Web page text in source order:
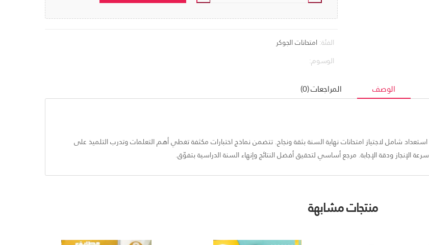
الفئة:امتحانات الجوكر
الوسوم:
الوصف المراجعات (0)
شامل لاجتياز امتحانات نهاية السنة بثقة ونجاح. تتضمن نماذج اختبارات مكثفة تغطي أهم التعلمات وتدرب التلميذ على
الإنجاز ودقة الإجابة. مرجع أساسي لتحقيق أفضل النتائج وإنهاء السنة الدراسية بتفوّق.
منتجات مشابهة